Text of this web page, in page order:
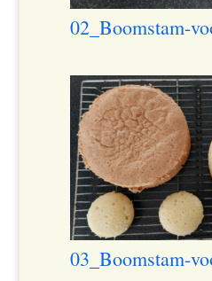
02_Boomstam-
03_Boomstam-